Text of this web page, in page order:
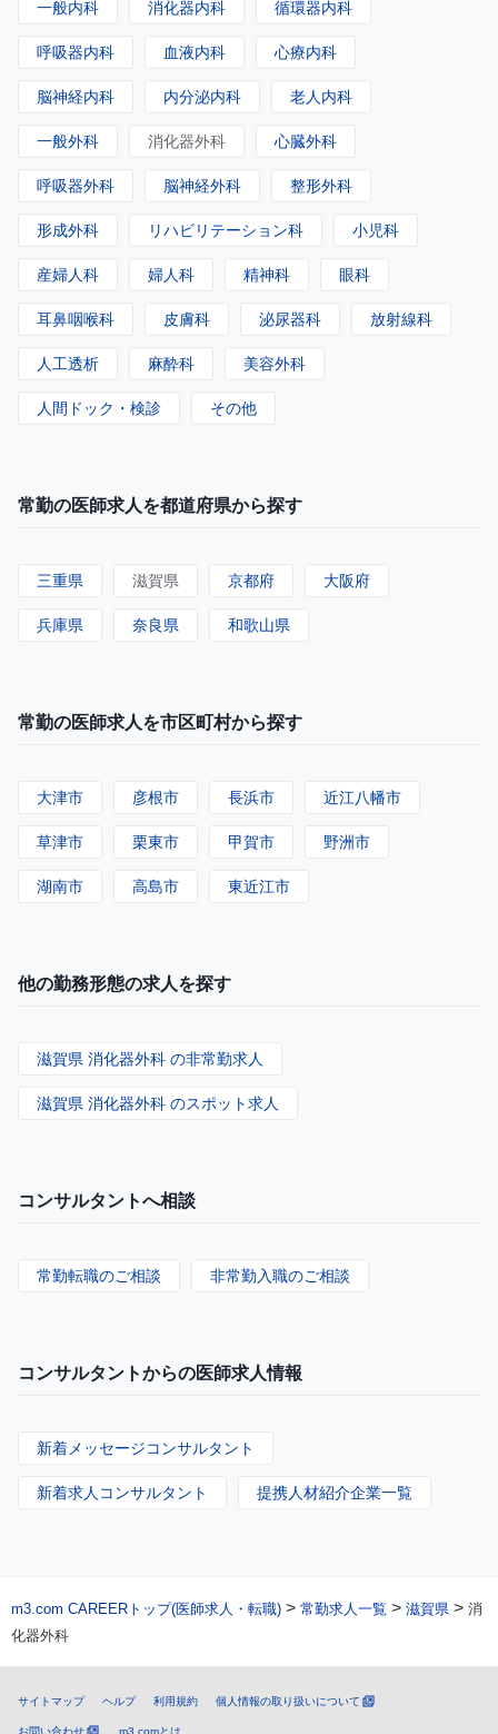
一般内科 消化器内科 循環器内科
呼吸器内科 血液内科 心療内科
脳神経内科 内分泌内科 老人内科
一般外科 消化器外科 心臓外科
呼吸器外科 脳神経外科 整形外科
形成外科 リハビリテーション科 小児科
産婦人科 婦人科 精神科 眼科
耳鼻咽喉科 皮膚科 泌尿器科 放射線科
人工透析 麻酔科 美容外科
人間ドック・検診 その他
常勤の医師求人を都道府県から探す
三重県 滋賀県 京都府 大阪府
兵庫県 奈良県 和歌山県
常勤の医師求人を市区町村から探す
大津市 彦根市 長浜市 近江八幡市
草津市 栗東市 甲賀市 野洲市
湖南市 高島市 東近江市
他の勤務形態の求人を探す
滋賀県 消化器外科 の非常勤求人
滋賀県 消化器外科 のスポット求人
コンサルタントへ相談
常勤転職のご相談 非常勤入職のご相談
コンサルタントからの医師求人情報
新着メッセージコンサルタント
新着求人コンサルタント 提携人材紹介企業一覧
m3.com CAREERトップ(医師求人・転職) > 常勤求人一覧 > 滋賀県 > 消
化器外科
サイトマップ ヘルプ 利用規約 個人情報の取り扱いについて
お問い合わせ m3.comとは